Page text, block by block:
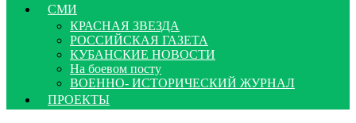
СМИ
КРАСНАЯ ЗВЕЗДА
РОССИЙСКАЯ ГАЗЕТА
КУБАНСКИЕ НОВОСТИ
На боевом посту
ВОЕННО- ИСТОРИЧЕСКИЙ ЖУРНАЛ
ПРОЕКТЫ